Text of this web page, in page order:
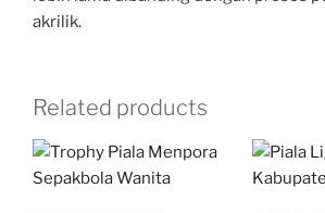
akrilik.
Related products